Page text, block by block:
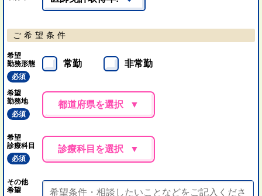
ご希望条件
希望
勤務形態
必須
常勤 非常勤
希望
勤務地
必須
都道府県を選択
希望
診療科目
必須
診療科目を選択
その他
希望